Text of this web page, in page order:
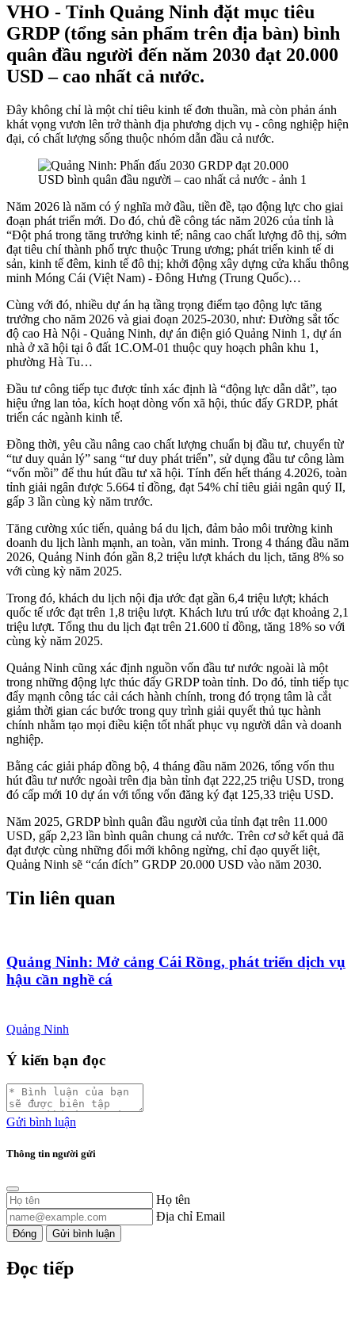
VHO - Tỉnh Quảng Ninh đặt mục tiêu
GRDP (tổng sản phẩm trên địa bàn) bình
quân đầu người đến năm 2030 đạt 20.000
USD – cao nhất cả nước.
Đây không chỉ là một chỉ tiêu kinh tế đơn thuần, mà còn phản ánh
khát vọng vươn lên trở thành địa phương dịch vụ - công nghiệp hiện
đại, có chất lượng sống thuộc nhóm dẫn đầu cả nước.
Năm 2026 là năm có ý nghĩa mở đầu, tiền đề, tạo động lực cho giai
đoạn phát triển mới. Do đó, chủ đề công tác năm 2026 của tỉnh là
“Đột phá trong tăng trưởng kinh tế; nâng cao chất lượng đô thị, sớm
đạt tiêu chí thành phố trực thuộc Trung ương; phát triển kinh tế di
sản, kinh tế đêm, kinh tế đô thị; khởi động xây dựng cửa khẩu thông
minh Móng Cái (Việt Nam) - Đông Hưng (Trung Quốc)…
Cùng với đó, nhiều dự án hạ tầng trọng điểm tạo động lực tăng
trưởng cho năm 2026 và giai đoạn 2025-2030, như: Đường sắt tốc
độ cao Hà Nội - Quảng Ninh, dự án điện gió Quảng Ninh 1, dự án
nhà ở xã hội tại ô đất 1C.OM-01 thuộc quy hoạch phân khu 1,
phường Hà Tu…
Đầu tư công tiếp tục được tỉnh xác định là “động lực dẫn dắt”, tạo
hiệu ứng lan tỏa, kích hoạt dòng vốn xã hội, thúc đẩy GRDP, phát
triển các ngành kinh tế.
Đồng thời, yêu cầu nâng cao chất lượng chuẩn bị đầu tư, chuyển từ
“tư duy quản lý” sang “tư duy phát triển”, sử dụng đầu tư công làm
“vốn mồi” để thu hút đầu tư xã hội. Tính đến hết tháng 4.2026, toàn
tỉnh giải ngân được 5.664 tỉ đồng, đạt 54% chỉ tiêu giải ngân quý II,
gấp 3 lần cùng kỳ năm trước.
Tăng cường xúc tiến, quảng bá du lịch, đảm bảo môi trường kinh
doanh du lịch lành mạnh, an toàn, văn minh. Trong 4 tháng đầu năm
2026, Quảng Ninh đón gần 8,2 triệu lượt khách du lịch, tăng 8% so
với cùng kỳ năm 2025.
Trong đó, khách du lịch nội địa ước đạt gần 6,4 triệu lượt; khách
quốc tế ước đạt trên 1,8 triệu lượt. Khách lưu trú ước đạt khoảng 2,1
triệu lượt. Tổng thu du lịch đạt trên 21.600 tỉ đồng, tăng 18% so với
cùng kỳ năm 2025.
Quảng Ninh cũng xác định nguồn vốn đầu tư nước ngoài là một
trong những động lực thúc đẩy GRDP toàn tỉnh. Do đó, tỉnh tiếp tục
đẩy mạnh công tác cải cách hành chính, trong đó trọng tâm là cắt
giảm thời gian các bước trong quy trình giải quyết thủ tục hành
chính nhằm tạo mọi điều kiện tốt nhất phục vụ người dân và doanh
nghiệp.
Bằng các giải pháp đồng bộ, 4 tháng đầu năm 2026, tổng vốn thu
hút đầu tư nước ngoài trên địa bàn tỉnh đạt 222,25 triệu USD, trong
đó cấp mới 10 dự án với tổng vốn đăng ký đạt 125,33 triệu USD.
Năm 2025, GRDP bình quân đầu người của tỉnh đạt trên 11.000
USD, gấp 2,23 lần bình quân chung cả nước. Trên cơ sở kết quả đã
đạt được cùng những đổi mới không ngừng, chỉ đạo quyết liệt,
Quảng Ninh sẽ “cán đích” GRDP 20.000 USD vào năm 2030.
Tin liên quan
Quảng Ninh: Mở cảng Cái Rồng, phát triển dịch vụ
hậu cần nghề cá
Quảng Ninh
Ý kiến bạn đọc
Gửi bình luận
Thông tin người gửi
Họ tên
Địa chỉ Email
Đóng Gửi bình luận
Đọc tiếp